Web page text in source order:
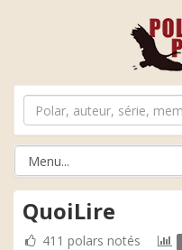
QuoiLire
411 polars notés